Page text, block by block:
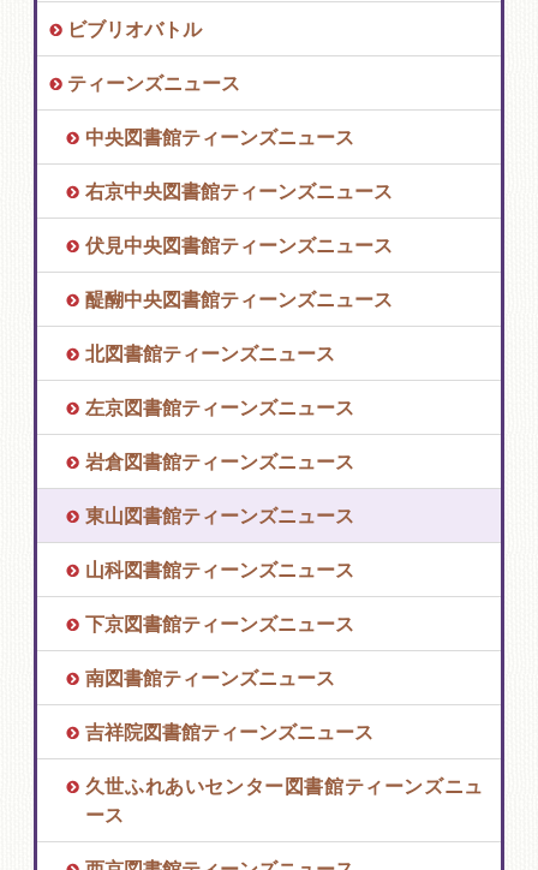
ビブリオバトル
ティーンズニュース
中央図書館ティーンズニュース
右京中央図書館ティーンズニュース
伏見中央図書館ティーンズニュース
醍醐中央図書館ティーンズニュース
北図書館ティーンズニュース
左京図書館ティーンズニュース
岩倉図書館ティーンズニュース
東山図書館ティーンズニュース
山科図書館ティーンズニュース
下京図書館ティーンズニュース
南図書館ティーンズニュース
吉祥院図書館ティーンズニュース
久世ふれあいセンター図書館ティーンズニュ
ース